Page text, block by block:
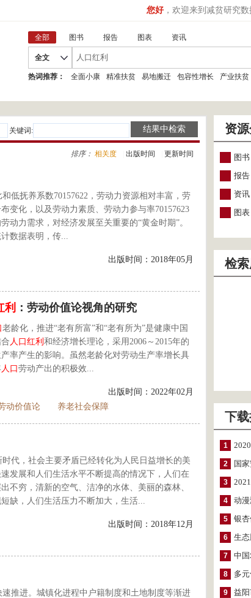
您好 ，欢迎来到减贫研究数
全部 图书 报告 图表 资讯
全文
热词推荐： 全面小康 精准扶贫 易地搬迁 包容性增长 产业扶贫
关键词:
排序： 相关度 出版时间 更新时间
和低抚养系数70157622，劳动力资源相对丰富，劳
变化，以及劳动力素质、劳动力参与率70157623
动力需求，对经济发展至关重要的“黄金时期”。
数据表明，传...
出版时间：2018年05月
利 ：劳动价值论视角的研究
老龄化，推进“老有所富”和“老有所为”是健康中国
人口 红利 和经济增长理论，采用2006～2015年的
率产生的影响。虽然老龄化对劳动生产率增长具
人口 劳动产出的积极效...
出版时间：2022年02月
动价值论 养老社会保障
代，社会主要矛盾已经转化为人民日益增长的美
发展和人们生活水平不断提高的情况下，人们在
不穷，清新的空气、洁净的水体、美丽的森林、
缺，人们生活压力不断加大，生活...
出版时间：2018年12月
推进。城镇化进程中户籍制度和土地制度等渐进
资
图书
报告
资讯
图表
检
下
1
2 国家
3 2021
4 动
5 银杏
6 生
7 中
8 多元化
9 益阳